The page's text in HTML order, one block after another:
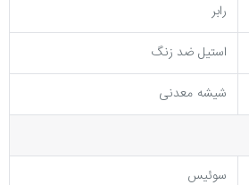
رابر
استیل ضد زنگ
شیشه معدنی
سوئیس